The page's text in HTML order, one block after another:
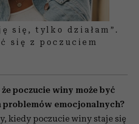
się, tylko działam”.
się z poczuciem
poczucie winy może być
problemów emocjonalnych?
kiedy poczucie winy staje się